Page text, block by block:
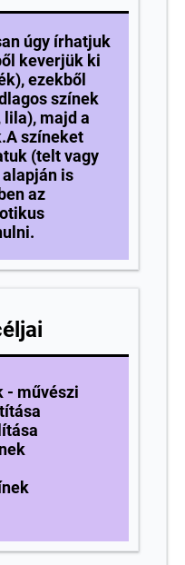
úgy írhatjuk
keverjük ki
ezekből
színek
lila), majd a
színeket
(telt vagy
is
az
- művészi